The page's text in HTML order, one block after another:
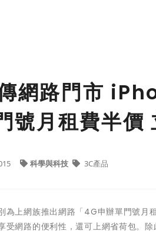
網路門市
號月租費半
科學與科技 3C產品
上網族推出網路「4G申辦單門號月
受網路的便利性，還可上網省荷包。